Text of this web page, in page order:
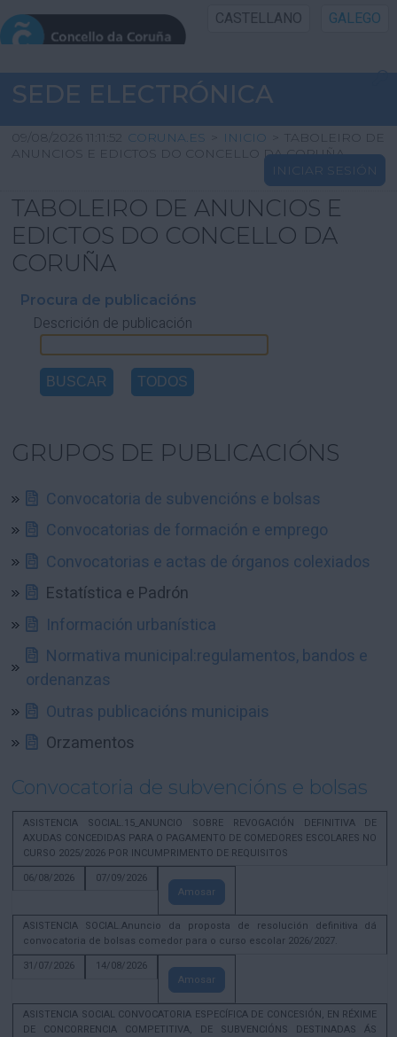
CASTELLANO GALEGO
INICIO SEDE
INICIO
INFORMACIÓN PÚBLICA
CARTAFOL CIDADÁN
AXUDA
SEDE ELECTRÓNICA
09/08/2026 11:11:52 CORUNA.ES > INICIO > TABOLEIRO DE
ANUNCIOS E EDICTOS DO CONCELLO DA CORUÑA
INICIAR SESIÓN
TABOLEIRO DE ANUNCIOS E
EDICTOS DO CONCELLO DA
CORUÑA
Procura de publicacións
Descrición de publicación
GRUPOS DE PUBLICACIÓNS
Convocatoria de subvencións e bolsas
Convocatorias de formación e emprego
Convocatorias e actas de órganos colexiados
Estatística e Padrón
Información urbanística
Normativa municipal:regulamentos, bandos e
ordenanzas
Outras publicacións municipais
Orzamentos
Convocatoria de subvencións e bolsas
ASISTENCIA SOCIAL.15_ANUNCIO SOBRE REVOGACIÓN DEFINITIVA DE
AXUDAS CONCEDIDAS PARA O PAGAMENTO DE COMEDORES ESCOLARES NO
CURSO 2025/2026 POR INCUMPRIMENTO DE REQUISITOS
06/08/2026
07/09/2026
Amosar
ASISTENCIA SOCIAL.Anuncio da proposta de resolución definitiva dá
convocatoria de bolsas comedor para o curso escolar 2026/2027.
31/07/2026
14/08/2026
Amosar
ASISTENCIA SOCIAL CONVOCATORIA ESPECÍFICA DE CONCESIÓN, EN RÉXIME
DE CONCORRENCIA COMPETITIVA, DE SUBVENCIÓNS DESTINADAS ÁS